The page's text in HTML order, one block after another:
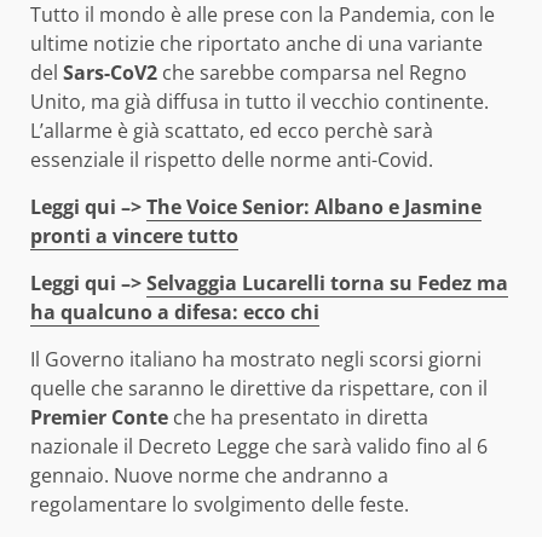
Tutto il mondo è alle prese con la Pandemia, con le
ultime notizie che riportato anche di una variante
del Sars-CoV2 che sarebbe comparsa nel Regno
Unito, ma già diffusa in tutto il vecchio continente.
L’allarme è già scattato, ed ecco perchè sarà
essenziale il rispetto delle norme anti-Covid.
Leggi qui –>The Voice Senior: Albano e Jasmine
pronti a vincere tutto
Leggi qui –>Selvaggia Lucarelli torna su Fedez ma
ha qualcuno a difesa: ecco chi
Il Governo italiano ha mostrato negli scorsi giorni
quelle che saranno le direttive da rispettare, con il
Premier Conte che ha presentato in diretta
nazionale il Decreto Legge che sarà valido fino al 6
gennaio. Nuove norme che andranno a
regolamentare lo svolgimento delle feste.